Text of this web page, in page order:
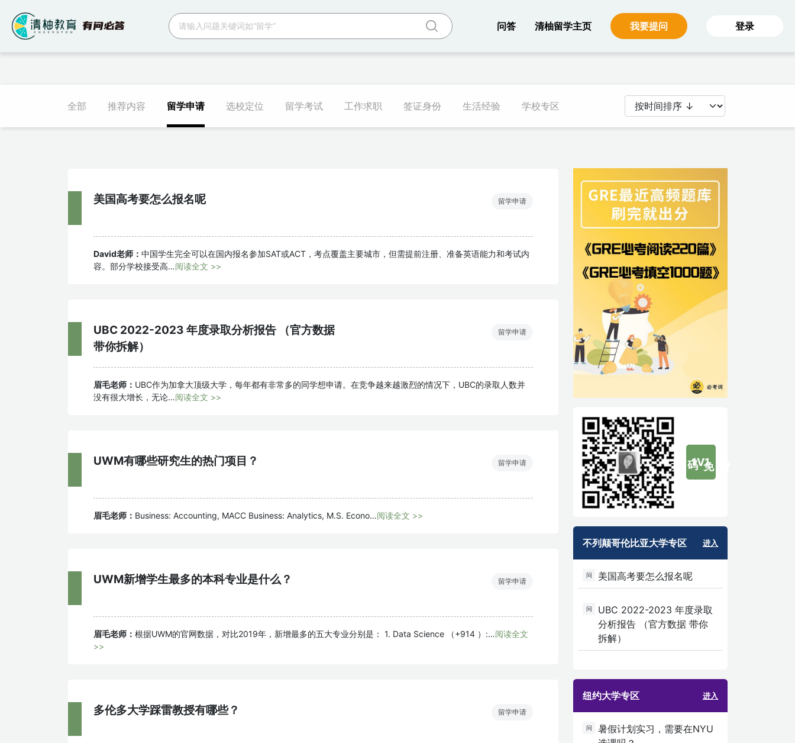
网站主菜单（大屏）
问答 清柚留学主页 我要提问 登录
问答导航
全部 推荐内容 留学申请 选校定位 留学考试 工作求职 签证身份 生活经验 学校专区
美国高考要怎么报名呢 留学申请
David老师： 中国学生完全可以在国内报名参加SAT或ACT，考点覆盖主要城市，但需提前注册、准备英语能力和考试内
容。部分学校接受高…阅读全文 >>
UBC 2022-2023 年度录取分析报告 （官方数据
带你拆解）
留学申请
眉毛老师： UBC作为加拿大顶级大学，每年都有非常多的同学想申请。在竞争越来越激烈的情况下，UBC的录取人数并
没有很大增长，无论…阅读全文 >>
UWM有哪些研究生的热门项目？ 留学申请
眉毛老师： Business: Accounting, MACC Business: Analytics, M.S. Econo…阅读全文 >>
UWM新增学生最多的本科专业是什么？ 留学申请
眉毛老师： 根据UWM的官网数据，对比2019年，新增最多的五大专业分别是： 1. Data Science （+914 ）:…阅读全文
>>
多伦多大学踩雷教授有哪些？ 留学申请
1V1
咨询
不列颠哥伦比亚大学专区 进入
问 美国高考要怎么报名呢
问
UBC 2022-2023 年度录取
分析报告 （官方数据 带你
拆解）
纽约大学专区 进入
问
暑假计划实习，需要在NYU